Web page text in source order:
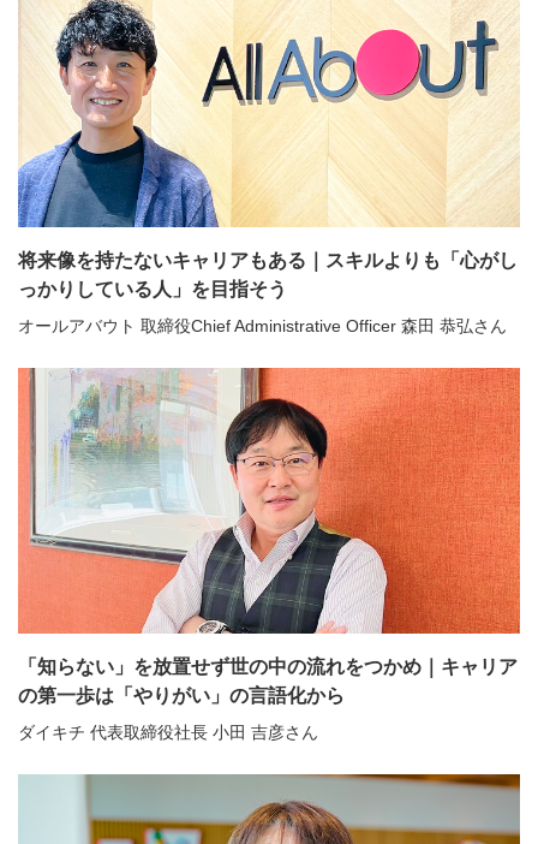
将来像を持たないキャリアもある｜スキルよりも「心がし
っかりしている人」を目指そう
オールアバウト 取締役Chief Administrative Officer 森田 恭弘さん
「知らない」を放置せず世の中の流れをつかめ｜キャリア
の第一歩は「やりがい」の言語化から
ダイキチ 代表取締役社長 小田 吉彦さん